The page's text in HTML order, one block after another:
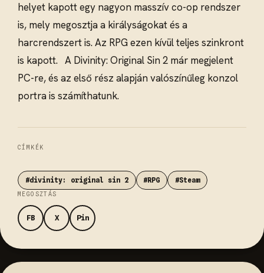
helyet kapott egy nagyon masszív co-op rendszer
is, mely megosztja a királyságokat és a
harcrendszert is. Az RPG ezen kívül teljes szinkront
is kapott. A Divinity: Original Sin 2 már megjelent
PC-re, és az első rész alapján valószínűleg konzol
portra is számíthatunk.
CÍMKÉK
#divinity: original sin 2 #RPG #Steam
MEGOSZTÁS
FB X Pin